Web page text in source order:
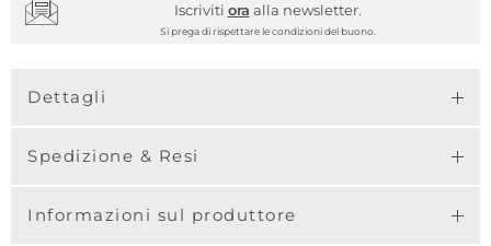
Iscriviti ora alla newsletter.
Si prega di rispettare le condizioni del buono.
Dettagli
Spedizione & Resi
Informazioni sul produttore